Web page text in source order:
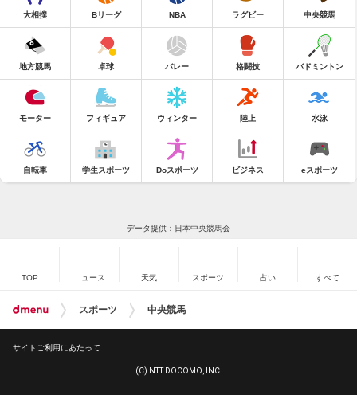
大相撲 Bリーグ NBA ラグビー 中央競馬
地方競馬 卓球 バレー 格闘技 バドミントン
モーター フィギュア ウィンター 陸上 水泳
自転車 学生スポーツ Doスポーツ ビジネス eスポーツ
データ提供：日本中央競馬会
TOP ニュース 天気 スポーツ 占い すべて
スポーツ 中央競馬
サイトご利用にあたって
(C) NTT DOCOMO, INC.